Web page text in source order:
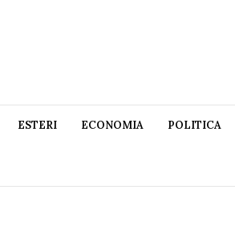
ESTERI ECONOMIA POLITICA